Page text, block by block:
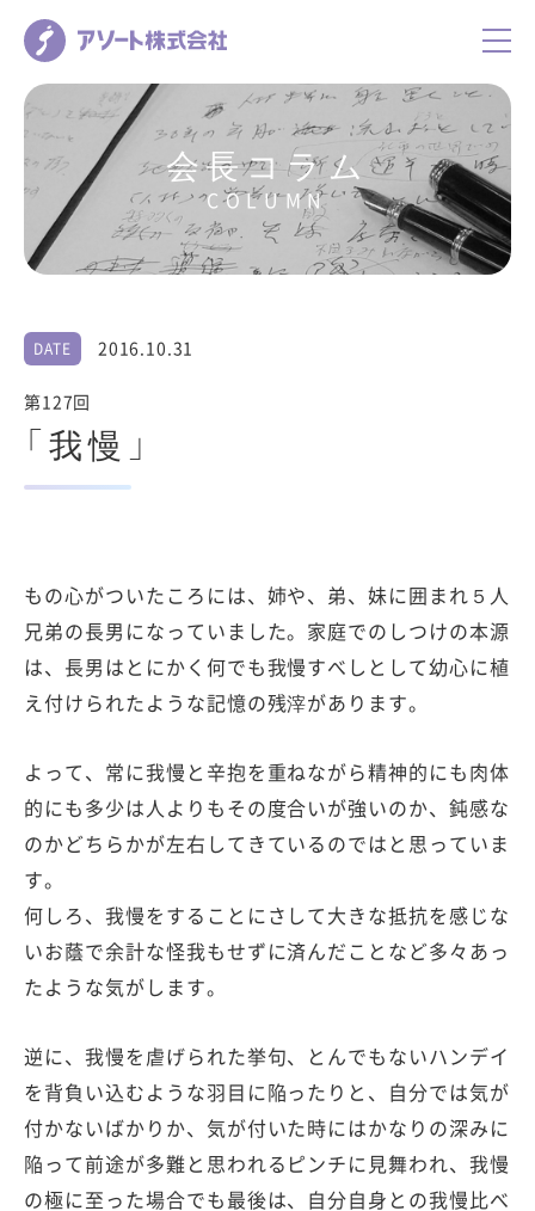
会長コラム
COLUMN
DATE 2016.10.31
第127回
「我慢」
もの心がついたころには、姉や、弟、妹に囲まれ５人
兄弟の長男になっていました。家庭でのしつけの本源
は、長男はとにかく何でも我慢すべしとして幼心に植
え付けられたような記憶の残滓があります。
よって、常に我慢と辛抱を重ねながら精神的にも肉体
的にも多少は人よりもその度合いが強いのか、鈍感な
のかどちらかが左右してきているのではと思っていま
す。
何しろ、我慢をすることにさして大きな抵抗を感じな
いお蔭で余計な怪我もせずに済んだことなど多々あっ
たような気がします。
逆に、我慢を虐げられた挙句、とんでもないハンデイ
を背負い込むような羽目に陥ったりと、自分では気が
付かないばかりか、気が付いた時にはかなりの深みに
陥って前途が多難と思われるピンチに見舞われ、我慢
の極に至った場合でも最後は、自分自身との我慢比べ